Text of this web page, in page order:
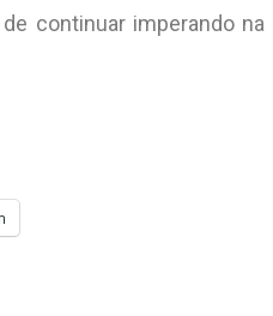
continuar imperando na